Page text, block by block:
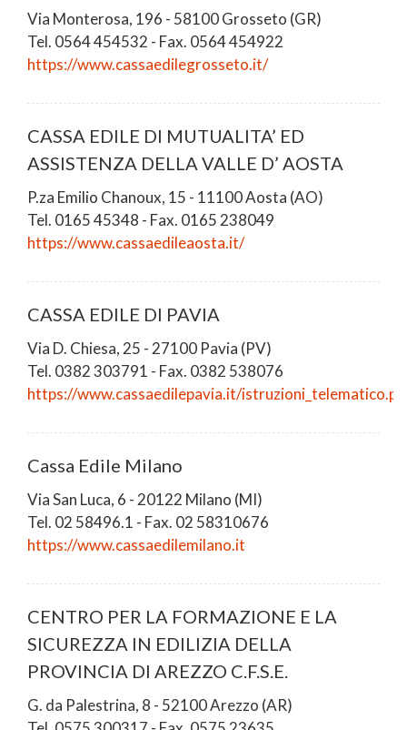
Via Monterosa, 196 - 58100 Grosseto (GR)
Tel. 0564 454532 - Fax. 0564 454922
https://www.cassaedilegrosseto.it/
CASSA EDILE DI MUTUALITA’ ED
ASSISTENZA DELLA VALLE D’ AOSTA
P.za Emilio Chanoux, 15 - 11100 Aosta (AO)
Tel. 0165 45348 - Fax. 0165 238049
https://www.cassaedileaosta.it/
CASSA EDILE DI PAVIA
Via D. Chiesa, 25 - 27100 Pavia (PV)
Tel. 0382 303791 - Fax. 0382 538076
https://www.cassaedilepavia.it/
Cassa Edile Milano
Via San Luca, 6 - 20122 Milano (MI)
Tel. 02 58496.1 - Fax. 02 58310676
https://www.cassaedilemilano.it
CENTRO PER LA FORMAZIONE E LA
SICUREZZA IN EDILIZIA DELLA
PROVINCIA DI AREZZO C.F.S.E.
G. da Palestrina, 8 - 52100 Arezzo (AR)